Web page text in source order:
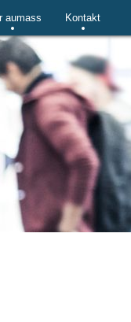
aumass Kontakt